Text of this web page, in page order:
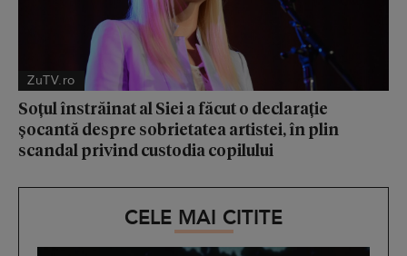
ZuTV.ro
Soțul înstrăinat al Siei a făcut o declarație
șocantă despre sobrietatea artistei, în plin
scandal privind custodia copilului
CELE MAI CITITE